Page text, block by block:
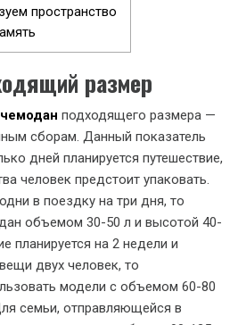
пространство
размер
подходящего размера —
сборам. Данный показатель
дней планируется путешествие,
человек предстоит упаковать.
в поездку на три дня, то
объемом 30-50 л и высотой 40-
планируется на 2 недели и
двух человек, то
модели с объемом 60-80
семьи, отправляющейся в